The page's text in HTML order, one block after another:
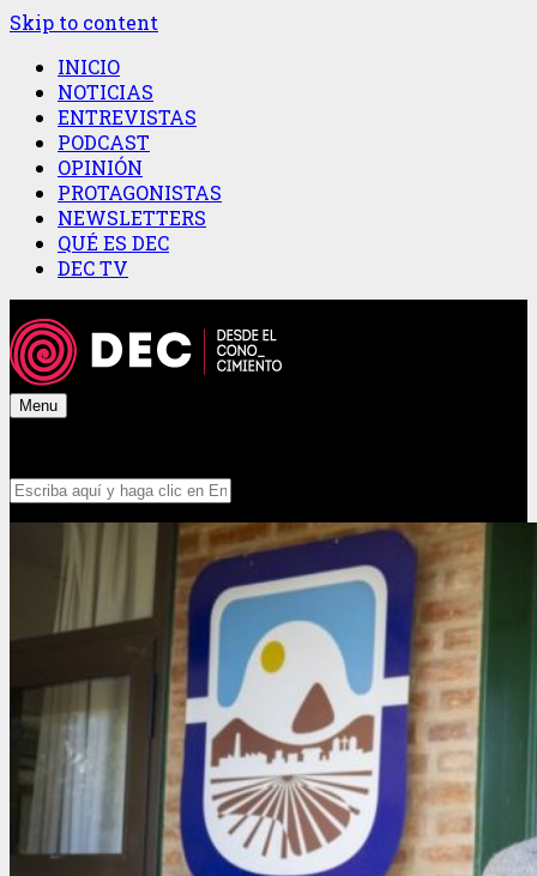
Skip to content
INICIO
NOTICIAS
ENTREVISTAS
PODCAST
OPINIÓN
PROTAGONISTAS
NEWSLETTERS
QUÉ ES DEC
DEC TV
Menu